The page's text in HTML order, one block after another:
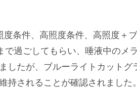
条件、高照度条件、高照度＋
過ごしてもらい、唾液中のメ
したが、ブルーライトカットグ
持されることが確認されました。